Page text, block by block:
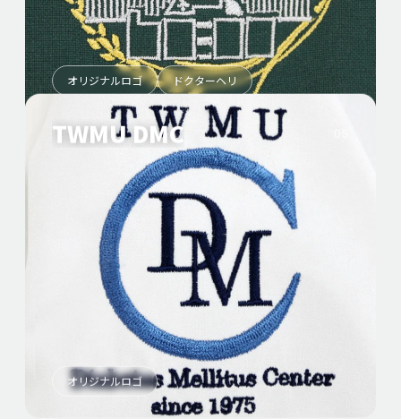
オリジナルロゴ ドクターヘリ
TWMU DMC
オリジナルロゴ